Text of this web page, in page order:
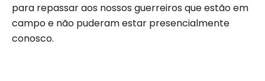
para repassar aos nossos guerreiros que estão em
campo e não puderam estar presencialmente
conosco.